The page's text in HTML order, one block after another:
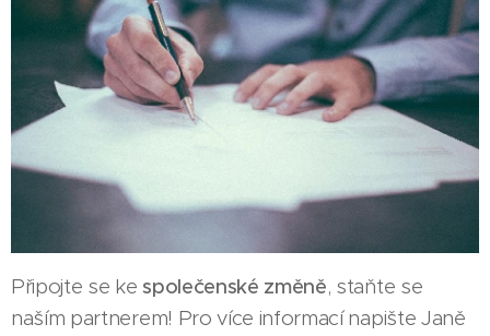
Připojte se kespolečenské změně, staňte se
naším partnerem! Pro více informací napište Janě